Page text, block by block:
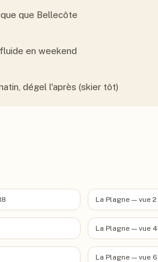
que Bellecôte
en weekend
dégel l'après (skier tôt)
La Plagne — vue 2
La Plagne — vue 4
La Plagne — vue 6